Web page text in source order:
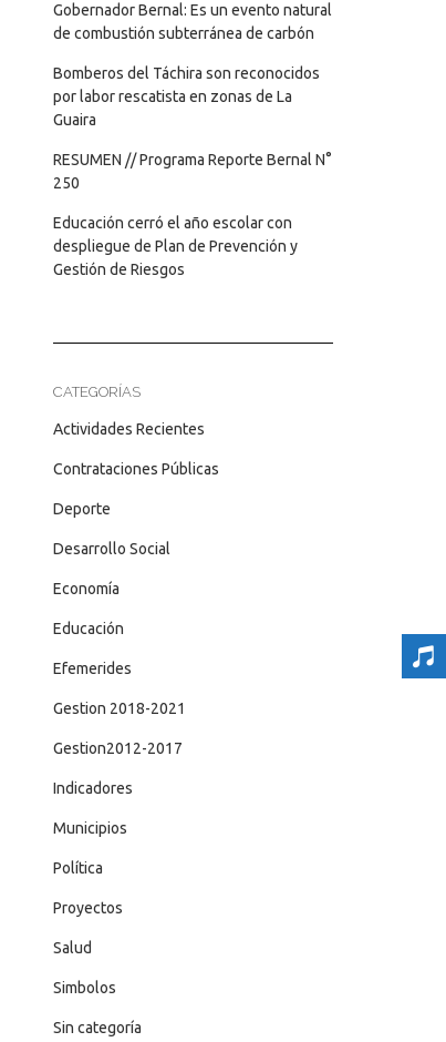
Gobernador Bernal: Es un evento natural
de combustión subterránea de carbón
Bomberos del Táchira son reconocidos
por labor rescatista en zonas de La
Guaira
RESUMEN // Programa Reporte Bernal N°
250
Educación cerró el año escolar con
despliegue de Plan de Prevención y
Gestión de Riesgos
CATEGORÍAS
Actividades Recientes
Contrataciones Públicas
Deporte
Desarrollo Social
Economía
Educación
Efemerides
Gestion 2018-2021
Gestion2012-2017
Indicadores
Municipios
Política
Proyectos
Salud
Simbolos
Sin categoría